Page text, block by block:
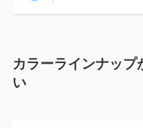
カラーラインナップ
い